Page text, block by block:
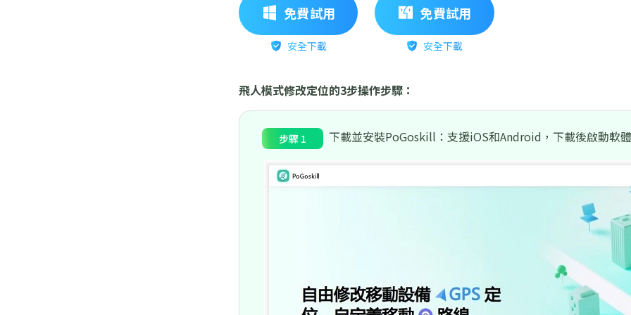
免費試用
安全下載
免費試用
安全下載
飛人模式修改定位的3步操作步驟：
步驟 1 下載並安裝PoGoskill：支援iOS和Android，下載後啟動軟